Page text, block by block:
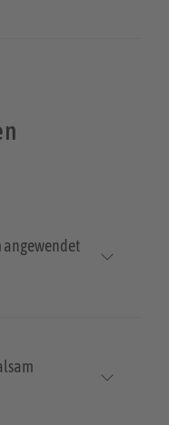
angewendet